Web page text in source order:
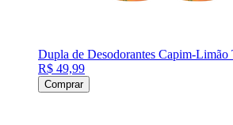
Dupla de Desodorantes Capim-Limão
R$ 49,99
Comprar